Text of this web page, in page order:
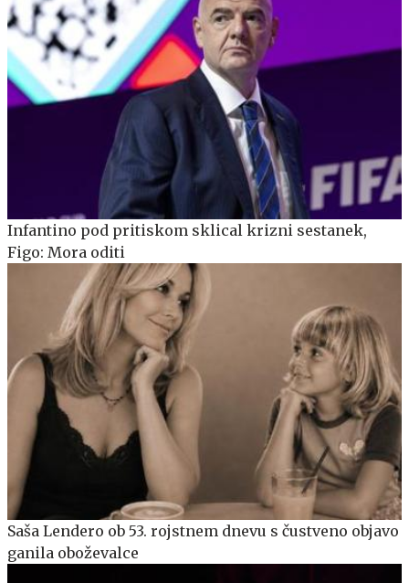
Infantino pod pritiskom sklical krizni sestanek,
Figo: Mora oditi
Saša Lendero ob 53. rojstnem dnevu s čustveno objavo
ganila oboževalce